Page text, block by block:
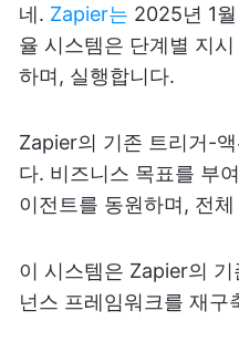
네. Zapier는 2025년 1
율 시스템은 단계별 지
하며, 실행합니다.
Zapier의 기존 트리거-
다. 비즈니스 목표를 부
이전트를 동원하며, 전
이 시스템은 Zapier의
넌스 프레임워크를 재구